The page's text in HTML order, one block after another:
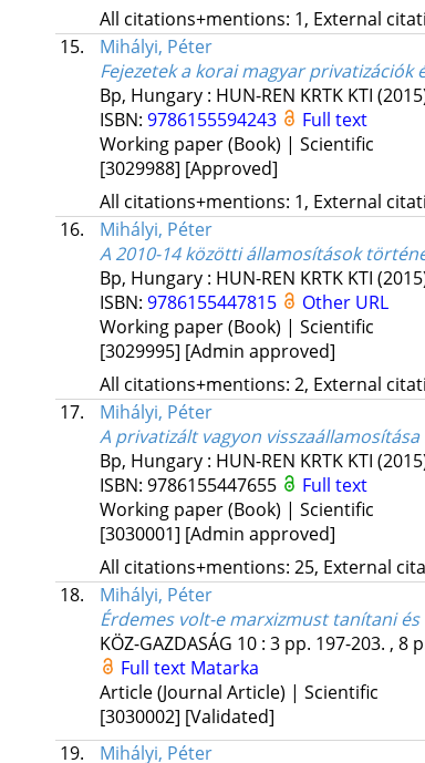
All citations+mentions: 1, External
15.
Mihályi, Péter
Fejezetek a korai magyar
Bp, Hungary : HUN-REN KRTK KTI
ISBN: 9786155594243
Full text
Working paper (Book) | Scientific
[3029988] [Approved]
All citations+mentions: 1, External
16.
Mihályi, Péter
A 2010-14 közötti államosítások
Bp, Hungary : HUN-REN KRTK KTI
ISBN: 9786155447815
Other URL
Working paper (Book) | Scientific
[3029995] [Admin approved]
All citations+mentions: 2, External
17.
Mihályi, Péter
A privatizált vagyon
Bp, Hungary : HUN-REN KRTK KTI
ISBN: 9786155447655
Full text
Working paper (Book) | Scientific
[3030001] [Admin approved]
All citations+mentions: 25, External
18.
Mihályi, Péter
Érdemes volt-e marxizmust tanítani
KÖZ-GAZDASÁG 10: 3 pp. 197-203. , 8
Full text Matarka
Article (Journal Article) | Scientific
[3030002] [Validated]
19.
Mihályi, Péter